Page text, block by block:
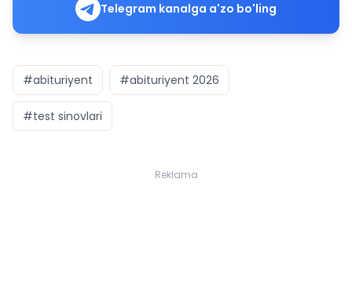
Telegram kanalga a'zo bo'ling
#abituriyent #abituriyent 2026
#test sinovlari
Reklama